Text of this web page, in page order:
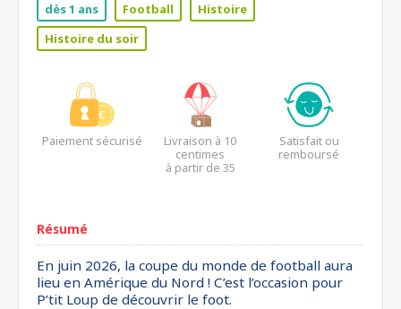
dès 1 ans Football
Histoire
Histoire du soir
Paiement sécurisé
Livraison à 10
centimes
à partir de 35
Satisfait ou
remboursé
Résumé
En juin 2026, la coupe du monde de football aura
lieu en Amérique du Nord ! C’est l’occasion pour
P’tit Loup de découvrir le foot.